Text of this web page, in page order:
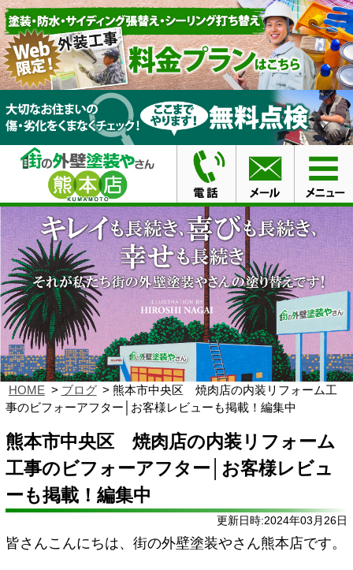
HOME ブログ
熊本市中央区 焼肉店の内装リフォーム工
事のビフォーアフター│お客様レビューも掲載！編集中
熊本市中央区 焼肉店の内装リフォーム
工事のビフォーアフター│お客様レビュ
ーも掲載！編集中
更新日時:2024年03月26日
皆さんこんにちは、街の外壁塗装やさん熊本店です。